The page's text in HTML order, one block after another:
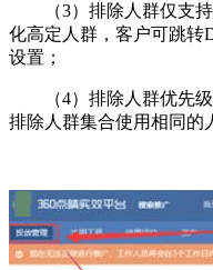
（3）排除人群仅支
化高定人群，客户可跳转
设置；
（4）排除人群优先
排除人群集合使用相同的